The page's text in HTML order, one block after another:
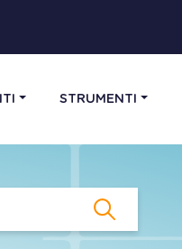
STRUMENTI